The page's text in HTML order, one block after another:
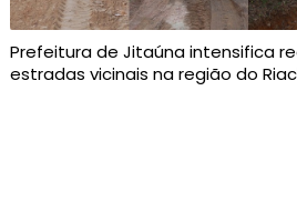
Prefeitura de Jitaúna intensifica
estradas vicinais na região do